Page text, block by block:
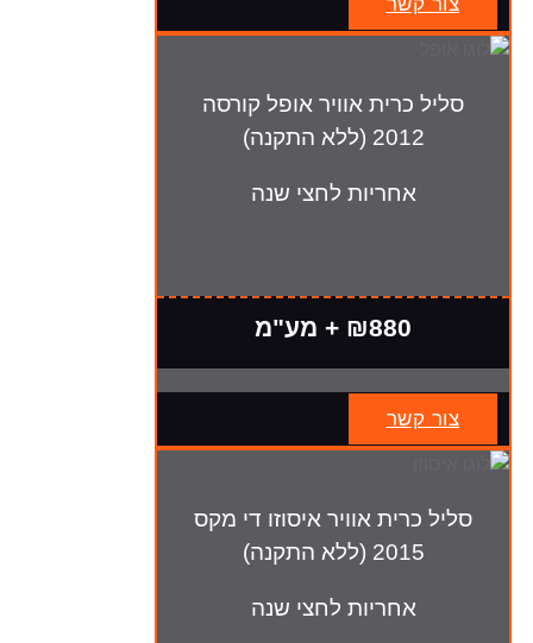
צור קשר
סליל כרית אוויר אופל קורסה
2012 (ללא התקנה)
אחריות לחצי שנה
₪880 + מע"מ
צור קשר
סליל כרית אוויר איסוזו די מקס
2015 (ללא התקנה)
אחריות לחצי שנה